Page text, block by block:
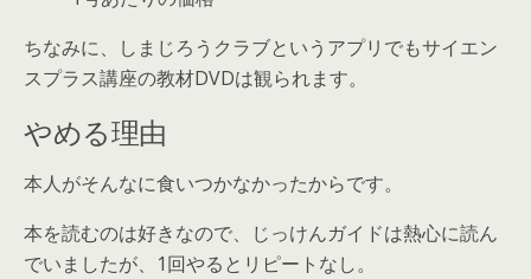
ちなみに、しまじろうクラブというアプリでもサイエン
スプラス講座の教材DVDは観られます。
やめる理由
本人がそんなに食いつかなかったからです。
本を読むのは好きなので、じっけんガイドは熱心に読ん
でいましたが、1回やるとリピートなし。